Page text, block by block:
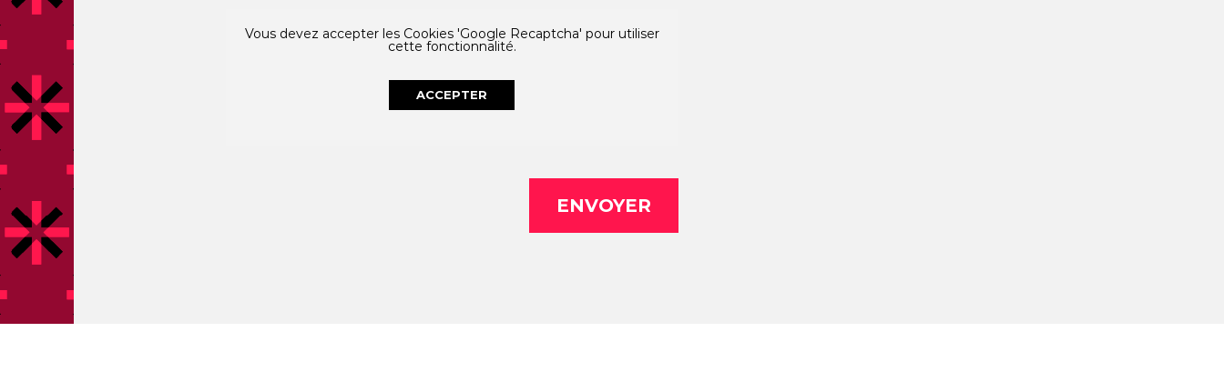
Vous devez accepter les Cookies 'Google Recaptcha' pour utiliser
cette fonctionnalité.
ACCEPTER